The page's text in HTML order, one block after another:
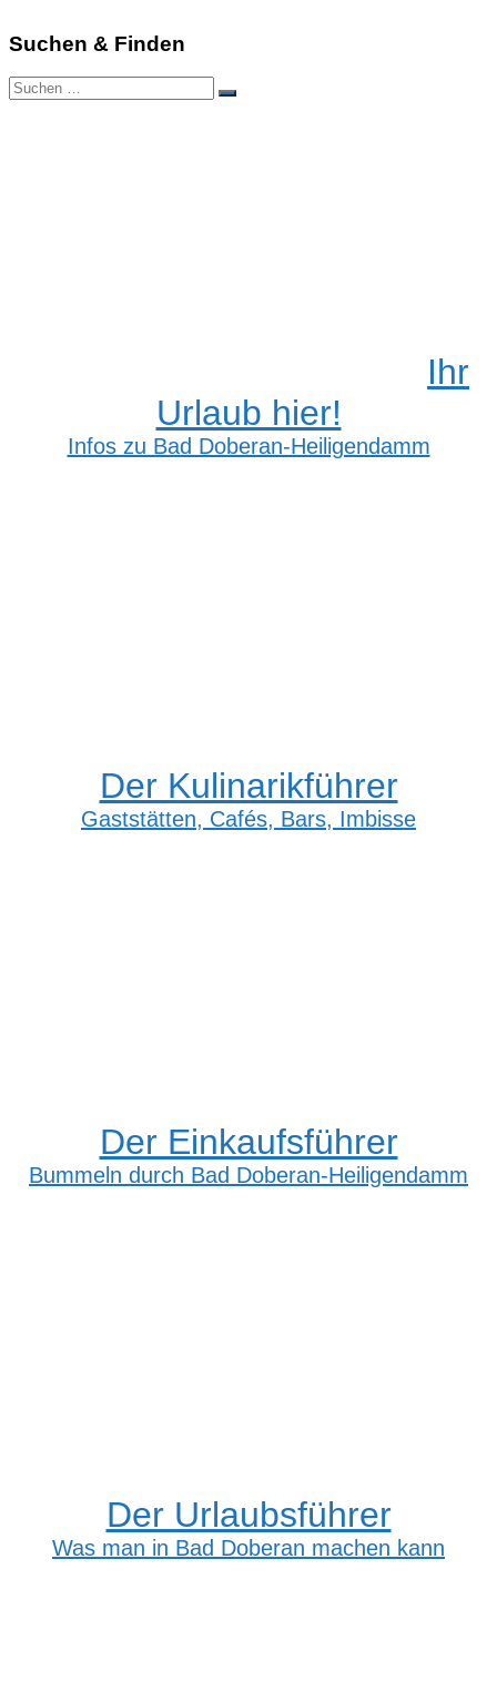
Suchen & Finden
Suchen
nach:
Suchen
Ihr
Urlaub hier!
Infos zu Bad Doberan-Heiligendamm
Der Kulinarikführer
Gaststätten, Cafés, Bars, Imbisse
Der Einkaufsführer
Bummeln durch Bad Doberan-Heiligendamm
Der Urlaubsführer
Was man in Bad Doberan machen kann